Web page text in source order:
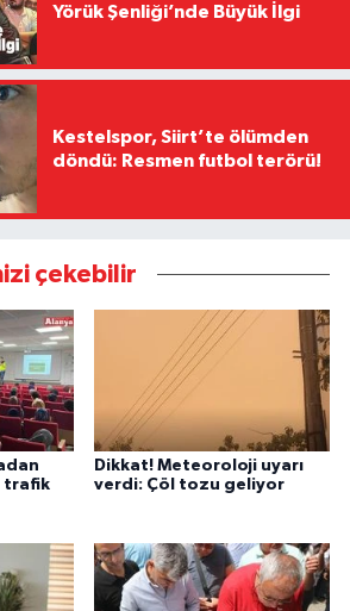
Yörük Şenliği’nde Büyük İlgi
Kestelspor, Siirt’te ölümden
döndü: Resmen futbol terörü!
çekebilir
trafik
Dikkat! Meteoroloji uyarı
verdi: Çöl tozu geliyor